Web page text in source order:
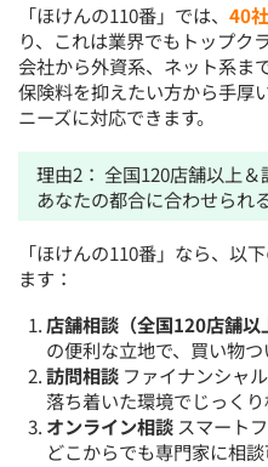
「ほけんの110番」では、40
り、これは業界でもトップク
会社から外資系、ネット系ま
保険料を抑えたい方から手厚
ニーズに対応できます。
理由2： 全国120店舗以上
あなたの都合に合わせられ
「ほけんの110番」なら、以
ます：
店舗相談（全国120店舗以
の便利な立地で、買い物
訪問相談 ファイナンシャ
落ち着いた環境でじっく
オンライン相談スマート
どこからでも専門家に相